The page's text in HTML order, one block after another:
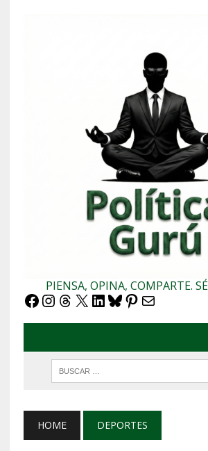
PIENSA, OPINA, COMPARTE.
Facebook
Instagram
Threads
X LinkedIn
Bluesky
Pinterest
Correo
HOME DEPORTES